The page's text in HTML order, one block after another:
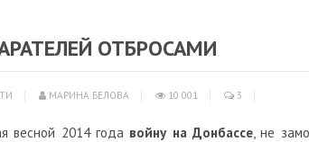
ОТБРОСАМИ
МАРИНА БЕЛОВА 10 001 3
весной 2014 года войну на Донбассе, не